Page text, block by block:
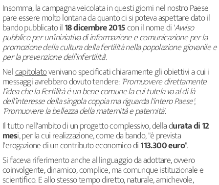
Insomma, la campagna veicolata in questi giorni nel nostro Paese
pare essere molto lontana da quanto ci si poteva aspettare dato il
bando pubblicato il18 dicembre 2015con il nome di 'Avviso
pubblico per un'iniziativa di informazione e comunicazione per la
promozione della cultura della fertilità nella popolazione giovanile e
per la prevenzione dell’infertilità'.
Nelcapitolatovenivano specificati chiaramente gli obiettivi a cui i
messaggi avrebbero dovuto tendere: 'Promuovere direttamente
l’idea che la Fertilità è un bene comune la cui tutela va al di là
dell’interesse della singola coppia ma riguarda l'intero Paese';
'Promuovere la bellezza della maternità e paternità'.
Il tutto nell'ambito di un progetto complessivo, della durata di 12
mesi, per la cui realizzazione, come da bando, "è prevista
l'erogazione di un contributo economico di113.300 euro".
Si faceva riferimento anche al linguaggio da adottare, ovvero
coinvolgente, dinamico, complice, ma comunque istituzionale e
scientifico. E allo stesso tempo diretto, naturale, amichevole,